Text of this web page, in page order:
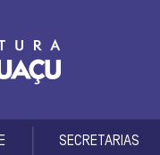
SECRETARIAS